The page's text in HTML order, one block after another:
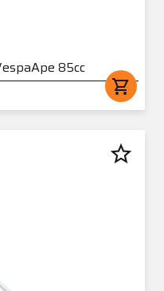
85cc
shopping_cart
star_border